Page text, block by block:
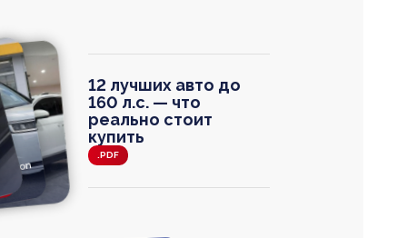
000
12 лучших авто до
160 л.с. — что
реально стоит
купить
.PDF